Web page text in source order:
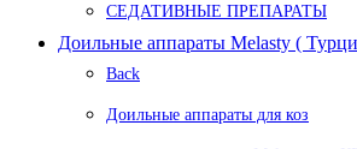
СЕДАТИВНЫЕ ПРЕПАРАТЫ
Доильные аппараты Melasty (
Back
Доильные аппараты для коз